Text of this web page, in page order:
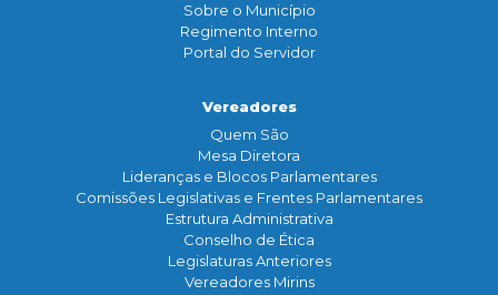
Sobre o Município
Regimento Interno
Portal do Servidor
Vereadores
Quem São
Mesa Diretora
Lideranças e Blocos Parlamentares
Comissões Legislativas e Frentes Parlamentares
Estrutura Administrativa
Conselho de Ética
Legislaturas Anteriores
Vereadores Mirins